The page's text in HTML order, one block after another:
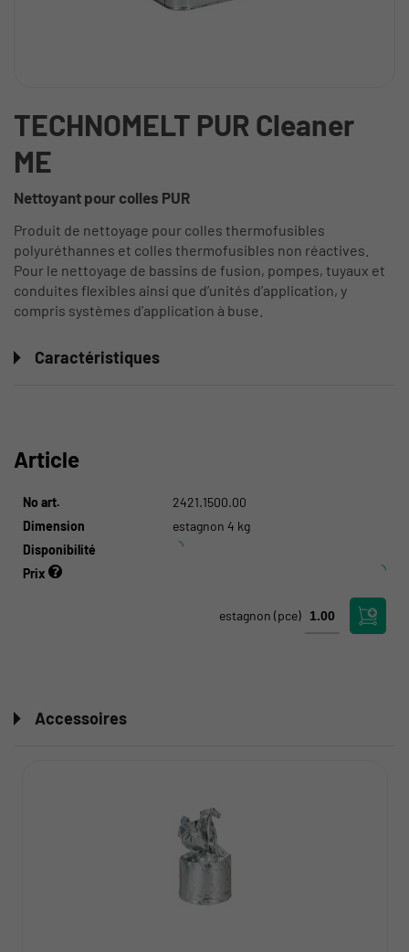
TECHNOMELT PUR Cleaner
ME
Nettoyant pour colles PUR
Produit de nettoyage pour colles thermofusibles
polyuréthannes et colles thermofusibles non réactives.
Pour le nettoyage de bassins de fusion, pompes, tuyaux et
conduites flexibles ainsi que d’unités d’application, y
compris systèmes d’application à buse.
Caractéristiques
Article
No art.
2421.1500.00
Dimension
estagnon 4 kg
Disponibilité
Prix
estagnon (pce)
Accessoires